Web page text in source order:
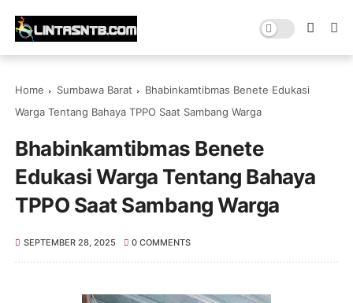
Home Sumbawa Barat
Bhabinkamtibmas Benete Edukasi
Warga Tentang Bahaya TPPO Saat Sambang Warga
Bhabinkamtibmas Benete
Edukasi Warga Tentang Bahaya
TPPO Saat Sambang Warga
SEPTEMBER 28, 2025 0 COMMENTS